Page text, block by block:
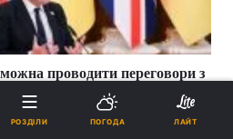
проводити переговори з
ногу
РОЗДІЛИ ПОГОДА ЛАЙТ